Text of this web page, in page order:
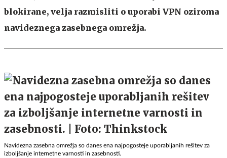
blokirane, velja razmisliti o uporabi VPN oziroma
navideznega zasebnega omrežja.
Navidezna zasebna omrežja so danes ena najpogosteje uporabljanih rešitev za
izboljšanje internetne varnosti in zasebnosti.